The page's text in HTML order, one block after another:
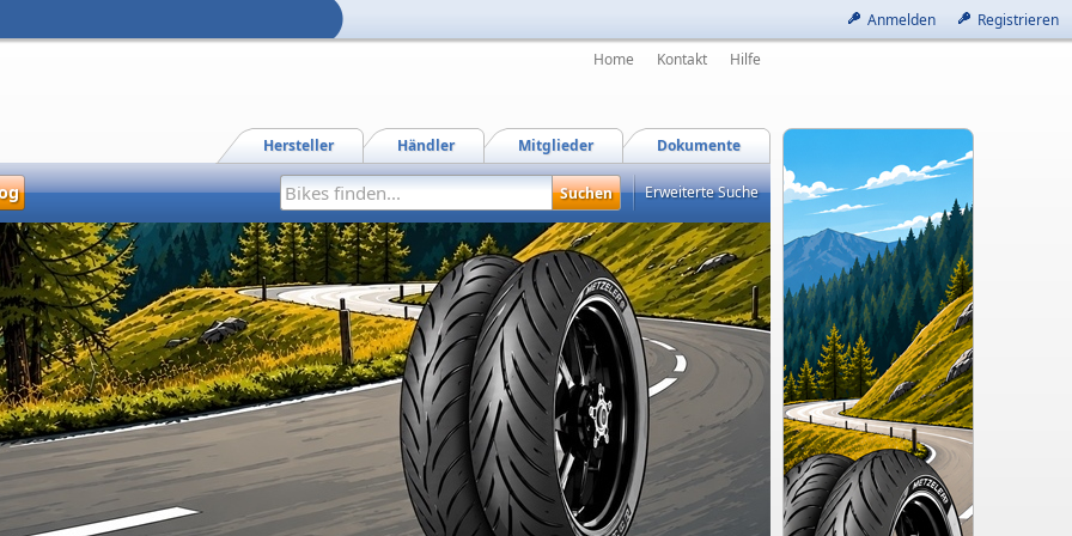
Anmelden Registrieren
Home Kontakt Hilfe
Dokumente
Mitglieder
Händler
Hersteller
Erweiterte Suche